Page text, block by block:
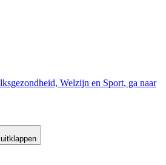
Welzijn en Sport, ga naar